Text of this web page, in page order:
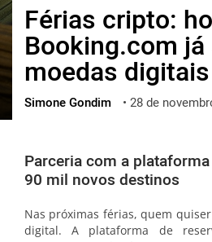
한국어
العربية
ไทย
ქართული
Férias cripto:
Booking.com
moedas digitais
Simone Gondim • 28 de
Parceria com a
90 mil novos destinos
Nas próximas férias, quem
digital. A plataforma de